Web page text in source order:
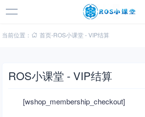
当前位置： 首页-ROS小课堂 - VIP结算
ROS小课堂 - VIP结算
[wshop_membership_checkout]